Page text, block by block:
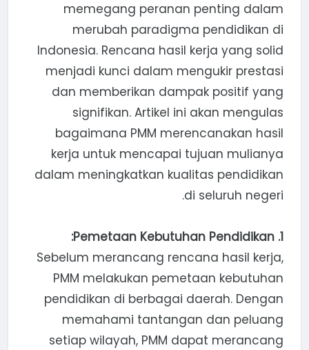
memegang peranan penting dalam
merubah paradigma pendidikan di
Indonesia. Rencana hasil kerja yang solid
menjadi kunci dalam mengukir prestasi
dan memberikan dampak positif yang
signifikan. Artikel ini akan mengulas
bagaimana PMM merencanakan hasil
kerja untuk mencapai tujuan mulianya
dalam meningkatkan kualitas pendidikan
di seluruh negeri.
1. Pemetaan Kebutuhan Pendidikan:
Sebelum merancang rencana hasil kerja,
PMM melakukan pemetaan kebutuhan
pendidikan di berbagai daerah. Dengan
memahami tantangan dan peluang
setiap wilayah, PMM dapat merancang